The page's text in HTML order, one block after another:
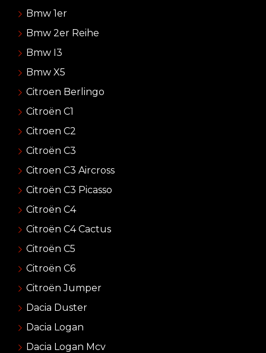
Bmw 1er
Bmw 2er Reihe
Bmw I3
Bmw X5
Citroen Berlingo
Citroën C1
Citroen C2
Citroën C3
Citroen C3 Aircross
Citroën C3 Picasso
Citroën C4
Citroën C4 Cactus
Citroën C5
Citroën C6
Citroën Jumper
Dacia Duster
Dacia Logan
Dacia Logan Mcv